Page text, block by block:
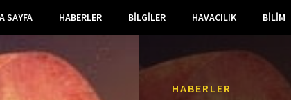
SAYFA HABERLER BILGILER HAVACILIK BILIM
HABERLER